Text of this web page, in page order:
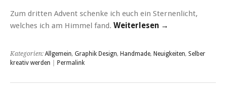
Zum dritten Advent schenke ich euch ein Sternenlicht,
welches ich am Himmel fand. Weiterlesen →
Kategorien: Allgemein, Graphik Design, Handmade, Neuigkeiten, Selber
kreativ werden
Permalink